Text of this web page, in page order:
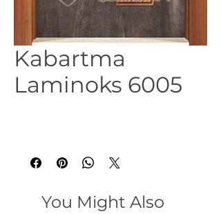
Kabartma
Laminoks 6005
You Might Also